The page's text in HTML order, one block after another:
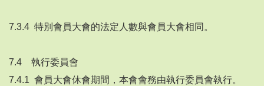
7.3.4 特別會員大會的法定人數與會員大會相同。
7.4 執行委員會
7.4.1 會員大會休會期間，本會會務由執行委員會執行。